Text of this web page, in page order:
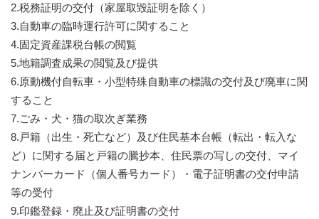
2.税務証明の交付（家屋取毀証明を除く）
3.自動車の臨時運行許可に関すること
4.固定資産課税台帳の閲覧
5.地籍調査成果の閲覧及び提供
6.原動機付自転車・小型特殊自動車の標識の交付及び廃車に関
すること
7.ごみ・犬・猫の取次ぎ業務
8.戸籍（出生・死亡など）及び住民基本台帳（転出・転入な
ど）に関する届と戸籍の騰抄本、住民票の写しの交付、マイ
ナンバーカード（個人番号カード）・電子証明書の交付申請
等の受付
9.印鑑登録・廃止及び証明書の交付